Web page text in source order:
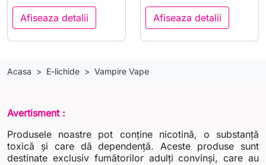
Afiseaza detalii Afiseaza detalii
Acasa E-lichide Vampire Vape
Avertisment :
Produsele noastre pot conține nicotină, o substanță
toxică și care dă dependență. Aceste produse sunt
destinate exclusiv fumătorilor adulți convinși, care au